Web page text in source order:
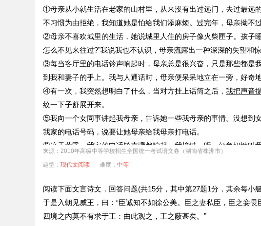
“黑人的部分罕见基因可能赋予黑人更为出色的田径竞技能力”中的“
第⑦段举芬兰运动员埃罗·门蒂·兰塔一举夺得两枚滑雪金牌的例子
第④段中，科学家提醒世人不可滥用基因工程技术，是因为
①母亲从小就生活在老家的山村里，从来没有出过远门，去过最远
不习惯为由拒绝，我知道她是怕给我们添麻烦。过完年，母亲拗不
②母亲不喜欢城里的生活，她说城里人住的房子像火柴匣子。孩子
怎么不见来往过?”我说我也不认识，母亲流露出一种深深的失望和
③每当客厅里的电话铃声响起时，母亲总是很兴奋，只是那些都是
到我和妻子的手上。我与人通话时，母亲便呆呆地立在一旁，好奇
④有一次，我突然想明白了什么，当对方挂上话筒之后， 我把声音
纹一下子舒展开来。
⑤我向一个女同事讲起我母亲，告诉她一些我母亲的事情。没想到
我家的电话号码，说要让她母亲给我母亲打电话。
⑥这天黄昏，我家的电话铃声骤然响起，我接过一听，便急切地叫
（选自《百姓生活》）
母亲来到城里后，遇到人就“主动”“打招呼”，是因为她感到
。
“那种孤独来自对一种生疏的幸福无法介入”中“生疏”的含义是
来源：2010年高级中等学校招生全国统一考试语文卷（湖南省株洲市）
题型： 现代文阅读 难度： 中等
阅读下面文言诗文，回答问题(共15分，其中第27题1分，其余每小
于是入朝见威王，曰：“臣诚知不如徐公美。臣之妻私臣，臣之妾畏
四境之内莫不有求于王：由此观之，王之蔽甚矣。”